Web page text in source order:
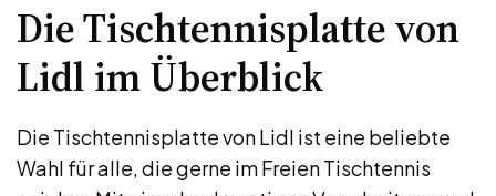
Die Tischtennisplatte von
Lidl im Überblick
Die Tischtennisplatte von Lidl ist eine beliebte
Wahl für alle, die gerne im Freien Tischtennis